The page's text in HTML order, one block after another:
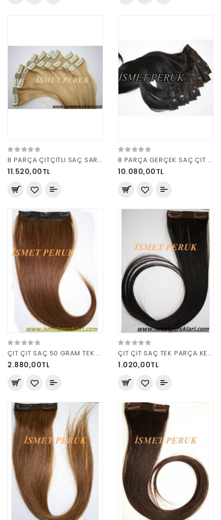
8 PARÇA ÇITÇITLI SAÇ SARI R17 160 GRAM
11.520,00TL
8 PARÇA GERÇEK SAÇ ÇIT ÇIT DOĞAL KESTANE 160 GRAM
10.080,00TL
ÇIT ÇIT SAÇ 50 GRAM TEK PARÇA R 6
2.880,00TL
ÇIT ÇIT SAÇ TEK PARÇA KESTANE
1.020,00TL